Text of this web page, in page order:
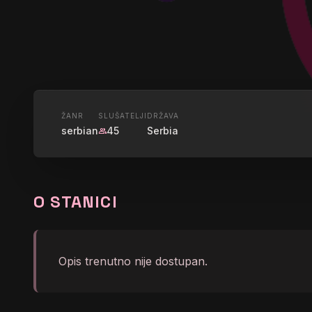
UŽIVO
ŽANR
serbian
SLUŠATELJI
group45
DRŽAVA
Serbia
O STANICI
Opis trenutno nije dostupan.